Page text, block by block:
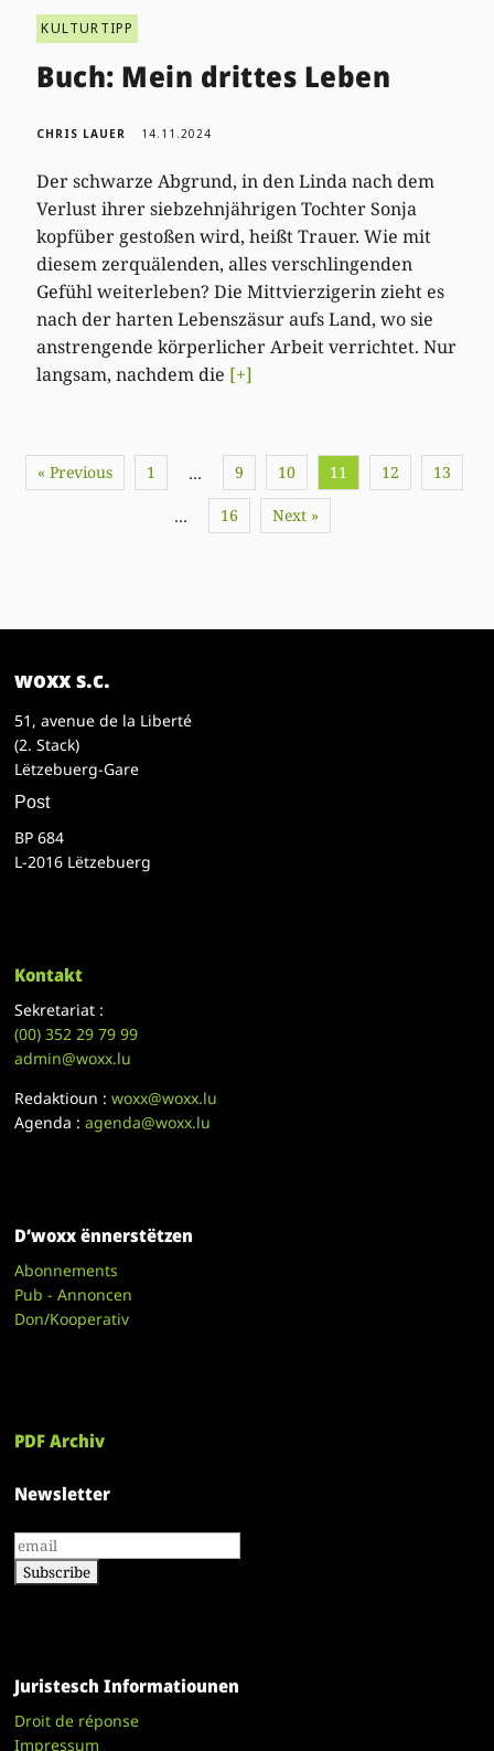
KULTURTIPP
Buch: Mein drittes Leben
CHRIS LAUER 14.11.2024
Der schwarze Abgrund, in den Linda nach dem
Verlust ihrer siebzehnjährigen Tochter Sonja
kopfüber gestoßen wird, heißt Trauer. Wie mit
diesem zerquälenden, alles verschlingenden
Gefühl weiterleben? Die Mittvierzigerin zieht es
nach der harten Lebenszäsur aufs Land, wo sie
anstrengende körperlicher Arbeit verrichtet. Nur
langsam, nachdem die [+]
« Previous 1 … 9 10 11 12 13
… 16 Next »
woxx s.c.
51, avenue de la Liberté
(2. Stack)
Lëtzebuerg-Gare
Post
BP 684
L-2016 Lëtzebuerg
Kontakt
Sekretariat :
(00)352 29 79 99
admin@woxx.lu
Redaktioun :woxx@woxx.lu
Agenda :agenda@woxx.lu
D’woxx ënnerstëtzen
Abonnements
Pub - Annoncen
Don/Kooperativ
PDF Archiv
Newsletter
Juristesch Informatiounen
Droit de réponse
Impressum